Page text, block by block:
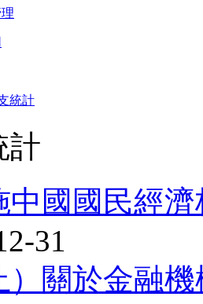
統計
計
中國國民經
31
）關於金融